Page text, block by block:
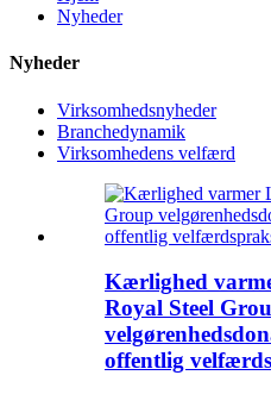
Nyheder
Nyheder
Virksomhedsnyheder
Branchedynamik
Virksomhedens velfærd
Kærlighed
Royal Steel
offentlig